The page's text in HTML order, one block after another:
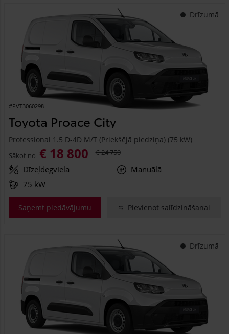
Drīzumā
#PVT3060298
Toyota Proace City
Professional 1.5 D-4D M/T (Priekšējā piedziņa) (75 kW)
Sākot no € 18 800 € 24 750
Dīzeļdegviela
Manuālā
75 kW
Saņemt piedāvājumu Pievienot salīdzināšanai
Drīzumā